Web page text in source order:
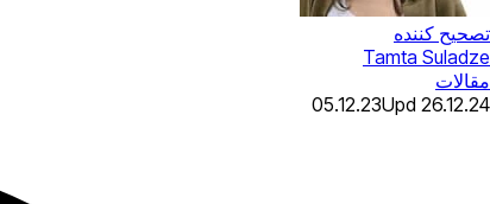
تصحیح کننده
Tamta Suladze
مقالات
05.12.23Upd 26.12.24